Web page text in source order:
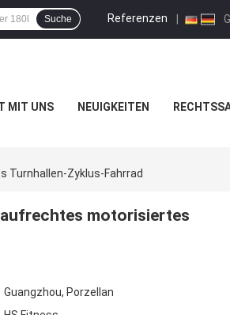
Referenzen |
Suche
MIT UNS NEUIGKEITEN
Zyklus-Fahrrad
motorisiertes
Guangzhou, Porzellan